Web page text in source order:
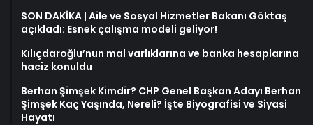
SON DAKİKA | Aile ve Sosyal Hizmetler Bakanı Göktaş
açıkladı: Esnek çalışma modeli geliyor!
Kılıçdaroğlu’nun mal varlıklarına ve banka hesaplarına
haciz konuldu
Berhan Şimşek Kimdir? CHP Genel Başkan Adayı Berhan
Şimşek Kaç Yaşında, Nereli? İşte Biyografisi ve Siyasi
Hayatı